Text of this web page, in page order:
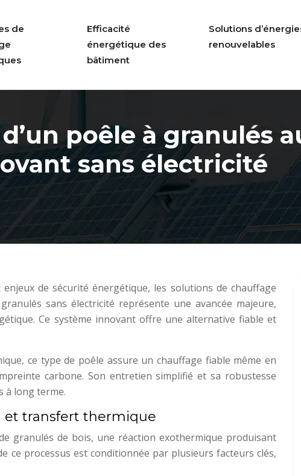
de
Efficacité
énergétique des
bâtiment
Solutions
renouvelables
poêle à granulés
sans électricité
de sécurité énergétique, les solutions de chauffage
sans électricité représente une avancée majeure,
Ce système innovant offre une alternative fiable et
ce type de poêle assure un chauffage fiable même en
carbone. Son entretien simplifié et sa robustesse
à long terme.
et transfert thermique
granulés de bois, une réaction exothermique produisant
ce processus est conditionnée par plusieurs facteurs clés,